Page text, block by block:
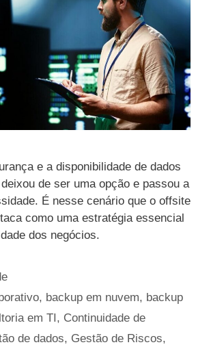
e a disponibilidade de dados
de ser uma opção e passou a
É nesse cenário que o offsite
como uma estratégia essencial
dos negócios.
, backup em nuvem, backup
em TI , Continuidade de
de dados, Gestão de Riscos,